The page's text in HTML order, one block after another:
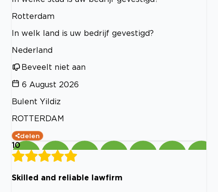
Rotterdam
In welk land is uw bedrijf gevestigd?
Nederland
Beveelt niet aan
6 August 2026
Bulent Yildiz
ROTTERDAM
delen
10
Skilled and reliable lawfirm